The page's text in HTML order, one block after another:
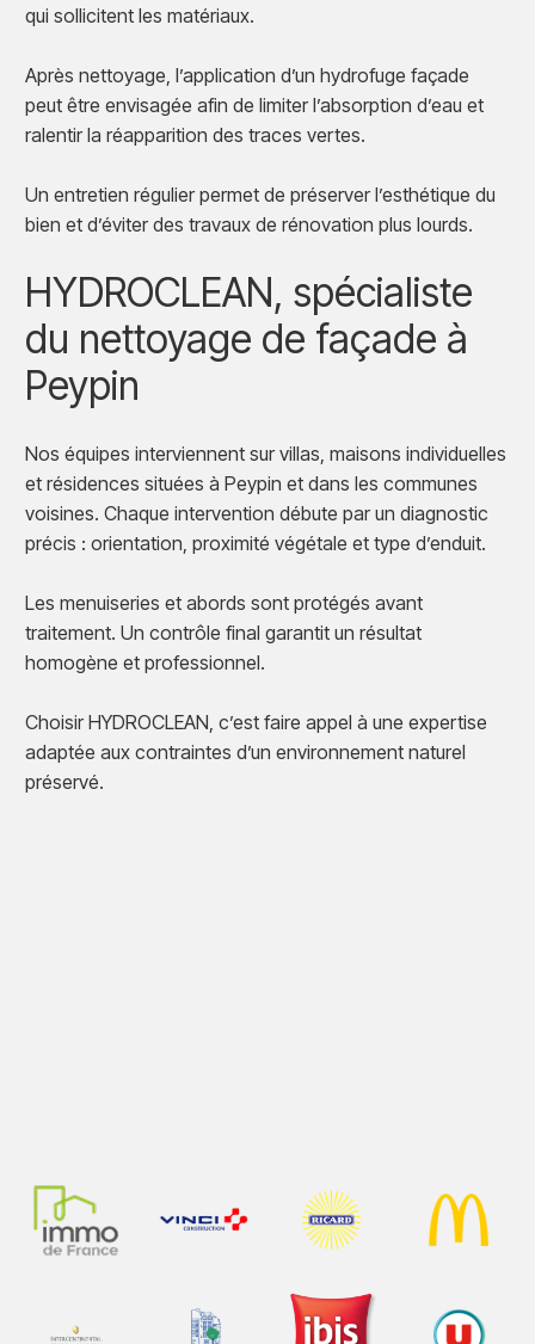
qui sollicitent les matériaux.
Après nettoyage, l’application d’un hydrofuge façade
peut être envisagée afin de limiter l’absorption d’eau et
ralentir la réapparition des traces vertes.
Un entretien régulier permet de préserver l’esthétique du
bien et d’éviter des travaux de rénovation plus lourds.
HYDROCLEAN, spécialiste
du nettoyage de façade à
Peypin
Nos équipes interviennent sur villas, maisons individuelles
et résidences situées à Peypin et dans les communes
voisines. Chaque intervention débute par un diagnostic
précis : orientation, proximité végétale et type d’enduit.
Les menuiseries et abords sont protégés avant
traitement. Un contrôle final garantit un résultat
homogène et professionnel.
Choisir HYDROCLEAN, c’est faire appel à une expertise
adaptée aux contraintes d’un environnement naturel
préservé.